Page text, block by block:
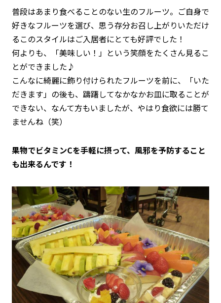
普段はあまり食べることのない生のフルーツ。ご自身で
好きなフルーツを選び、思う存分お召し上がりいただけ
るこのスタイルはご入居者にとても好評でした！
何よりも、「美味しい！」という笑顔をたくさん見るこ
とができました♪
こんなに綺麗に飾り付けられたフルーツを前に、「いた
だきます」の後も、躊躇してなかなかお皿に取ることが
できない、なんて方もいましたが、やはり食欲には勝て
ませんね（笑）
果物でビタミンCを手軽に摂って、風邪を予防すること
も出来るんです！